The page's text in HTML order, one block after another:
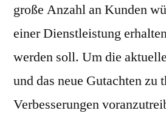
große Anzahl an Kunden
einer Dienstleistung
werden soll. Um die
und das neue Gutachten zu
Verbesserungen